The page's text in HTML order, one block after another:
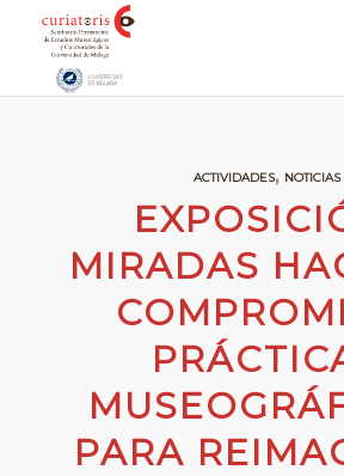
ACTIVIDADES, NOTICIAS
MIRADAS
PARA